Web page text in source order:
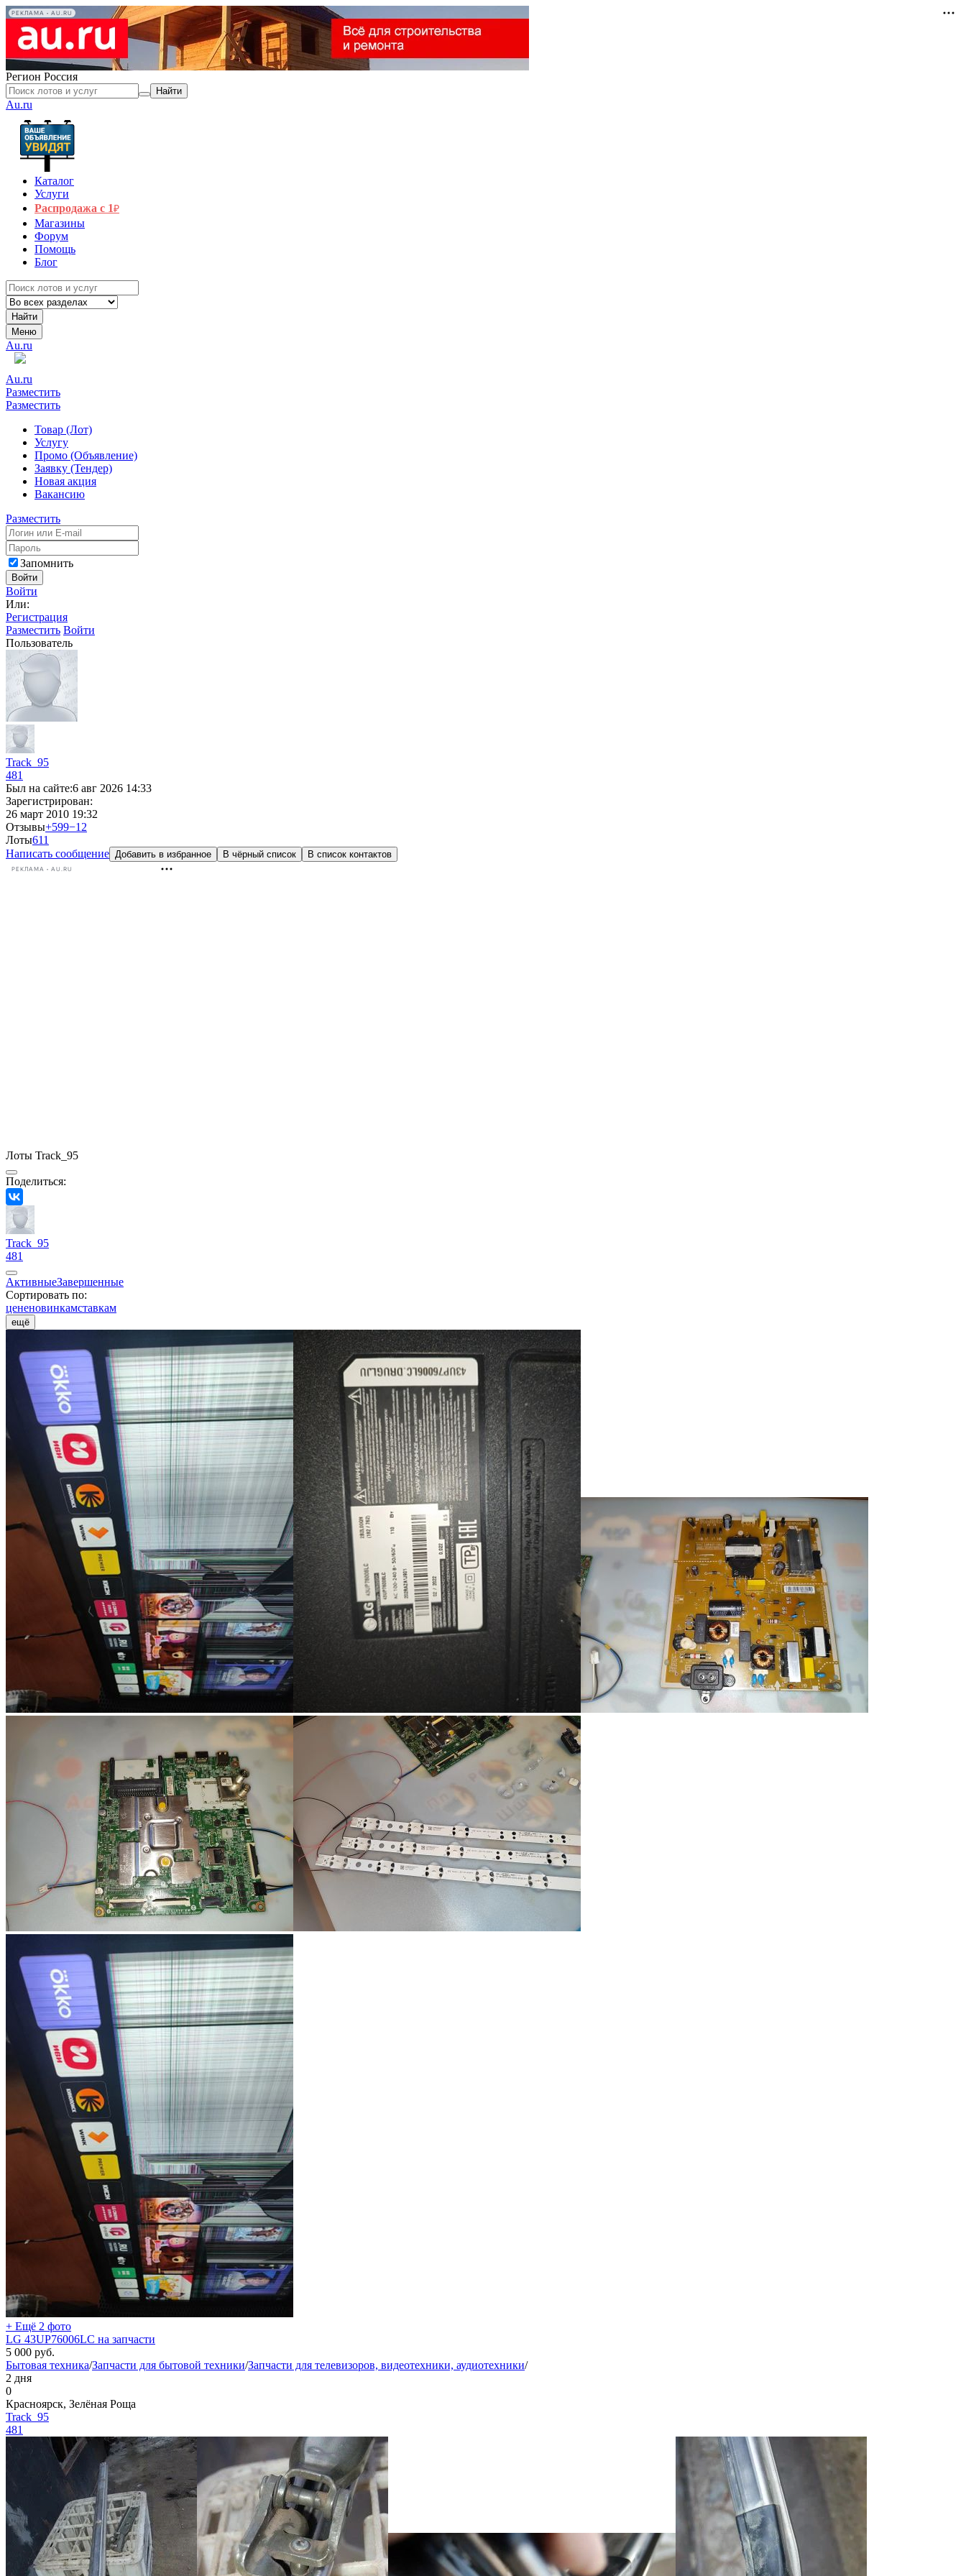
РЕКЛАМА • AU.RU
Регион Россия
Найти
Au.ru
Каталог
Услуги
Распродажа с 1₽
Магазины
Форум
Помощь
Блог
Найти
Меню
Au.ru
Au.ru
Разместить
Разместить
Товар (Лот)
Услугу
Промо (Объявление)
Заявку (Тендер)
Новая акция
Вакансию
Разместить
Запомнить
Войти
Войти
Или:
Регистрация
Разместить Войти
Пользователь
Track_95
481
Был на сайте:6 авг 2026 14:33
Зарегистрирован:
26 март 2010 19:32
Отзывы+599−12
Лоты611
Написать сообщение Добавить в избранное В чёрный список В список контактов
РЕКЛАМА • AU.RU
Лоты Track_95
Поделиться:
Track_95
481
АктивныеЗавершенные
Сортировать по:
цененовинкамставкам
ещё
+ Ещё 2 фото
LG 43UP76006LC на запчасти
5 000 руб.
Бытовая техника/Запчасти для бытовой техники/Запчасти для телевизоров, видеотехники, аудиотехники/
2 дня
0
Красноярск, Зелёная Роща
Track_95
481